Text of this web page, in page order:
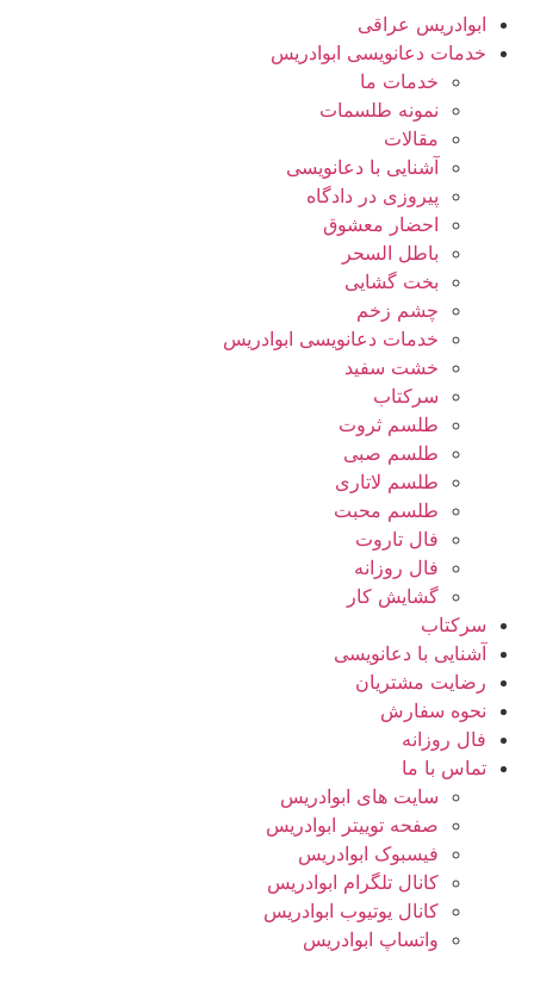
ابوادریس عراقی
خدمات دعانویسی ابوادریس
خدمات ما
نمونه طلسمات
مقالات
آشنایی با دعانویسی
پیروزی در دادگاه
احضار معشوق
باطل السحر
بخت گشایی
چشم زخم
خدمات دعانویسی ابوادریس
خشت سفید
سرکتاب
طلسم ثروت
طلسم صبی
طلسم لاتاری
طلسم محبت
فال تاروت
فال روزانه
گشایش کار
سرکتاب
آشنایی با دعانویسی
رضایت مشتریان
نحوه سفارش
فال روزانه
تماس با ما
سایت های ابوادریس
صفحه توییتر ابوادریس
فیسبوک ابوادریس
کانال تلگرام ابوادریس
کانال یوتیوب ابوادریس
واتساپ ابوادریس